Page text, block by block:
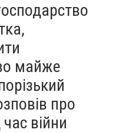
майже
про
війни